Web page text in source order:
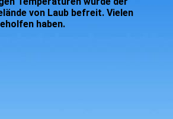
von Laub befreit. Vielen
haben.